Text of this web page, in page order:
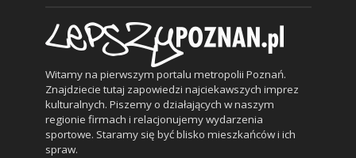
Witamy na pierwszym portalu metropolii Poznań.
Znajdziecie tutaj zapowiedzi najciekawszych imprez
kulturalnych. Piszemy o działających w naszym
regionie firmach i relacjonujemy wydarzenia
sportowe. Staramy się być blisko mieszkańców i ich
spraw.